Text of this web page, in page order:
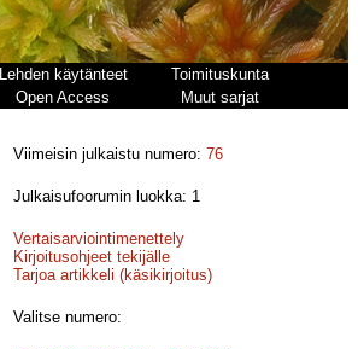
Lehden käytänteet
Toimituskunta
Open Access Muut sarjat
Viimeisin julkaistu numero:76
Julkaisufoorumin luokka: 1
Vertaisarviointimenettely
Kirjoitusohjeet tekijälle
Tarjoa artikkeli (käsikirjoitus)
Valitse numero: